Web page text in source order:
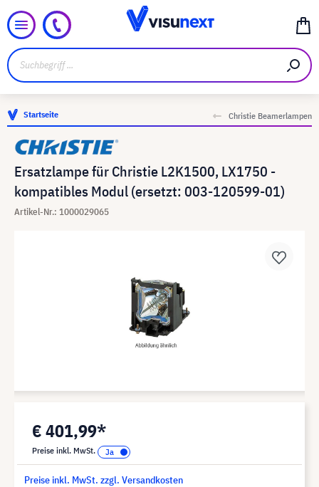
Startseite Christie Beamerlampen
Ersatzlampe für Christie L2K1500, LX1750 -
kompatibles Modul (ersetzt: 003-120599-01)
Artikel-Nr.: 1000029065
€ 401,99*
Preise inkl. MwSt.
Preise inkl. MwSt. zzgl. Versandkosten